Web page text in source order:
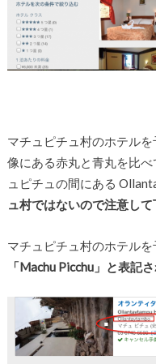
マチュピチュ村のホテル
像にある赤丸と青丸を比
ュピチュの間にある
ュ村ではないので注意して
マチュピチュ村のホテル
「Machu Picchu」と表記